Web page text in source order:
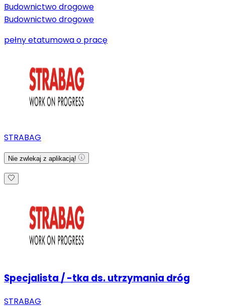
Budownictwo drogowe
Budownictwo drogowe
pełny etatumowa o pracę
STRABAG
Nie zwlekaj z aplikacją!
Specjalista / -tka ds. utrzymania dróg
STRABAG